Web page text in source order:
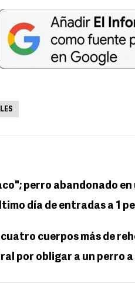
perro abandonado en
día de entradas a 1
cuerpos más de
por obligar a un perro a